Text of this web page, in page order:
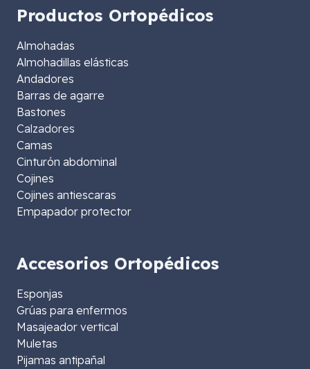
Productos Ortopédicos
Almohadas
Almohadillas elásticas
Andadores
Barras de agarre
Bastones
Calzadores
Camas
Cinturón abdominal
Cojines
Cojines antiescaras
Empapador protector
Accesorios Ortopédicos
Esponjas
Grúas para enfermos
Masajeador vertical
Muletas
Pijamas antipañal